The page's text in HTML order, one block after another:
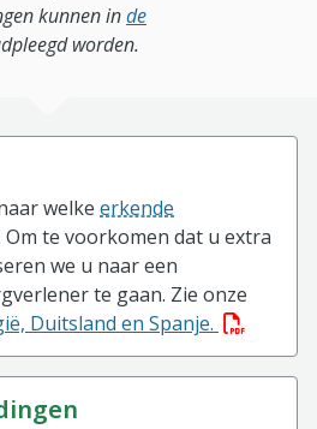
kunnen inde
worden.
welke erkende
Om te voorkomen dat u extra
we u naar een
te gaan. Zie onze
Duitsland en Spanje. (PDF